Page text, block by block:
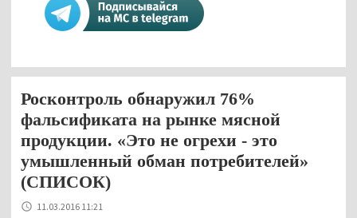
Росконтроль обнаружил 76%
фальсификата на рынке мясной
продукции. «Это не огрехи - это
умышленный обман потребителей»
(СПИСОК)
11.03.2016 11:21